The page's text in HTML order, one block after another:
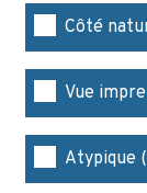
Côté
Vue
Atypique